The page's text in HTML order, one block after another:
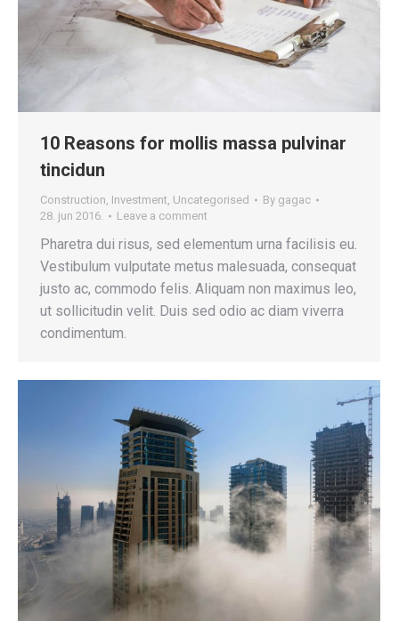
10 Reasons for mollis massa pulvinar
tincidun
Construction, Investment, Uncategorised By gagac
28. jun 2016.
Leave a comment
Pharetra dui risus, sed elementum urna facilisis eu.
Vestibulum vulputate metus malesuada, consequat
justo ac, commodo felis. Aliquam non maximus leo,
ut sollicitudin velit. Duis sed odio ac diam viverra
condimentum.